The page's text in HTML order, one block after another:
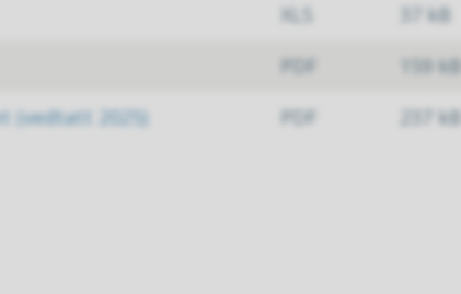
XLS
37 kB
PDF
159 kB
(vedtatt 2025)
PDF 237 kB